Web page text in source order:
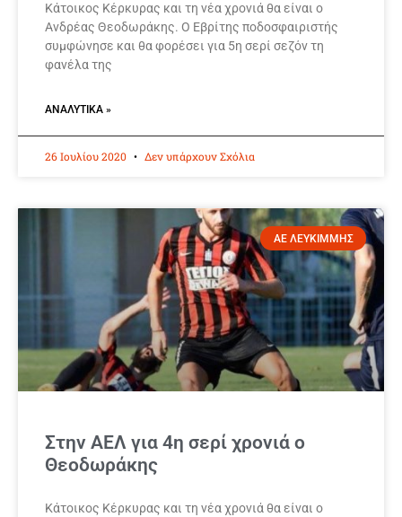
Κάτοικος Κέρκυρας και τη νέα χρονιά θα είναι ο
Ανδρέας Θεοδωράκης. Ο Εβρίτης ποδοσφαιριστής
συμφώνησε και θα φορέσει για 5η σερί σεζόν τη
φανέλα της
ΑΝΑΛΥΤΙΚΆ »
26 Ιουλίου 2020 Δεν υπάρχουν Σχόλια
ΑΕ ΛΕΥΚΙΜΜΗΣ
Στην ΑΕΛ για 4η σερί χρονιά ο
Θεοδωράκης
Κάτοικος Κέρκυρας και τη νέα χρονιά θα είναι ο